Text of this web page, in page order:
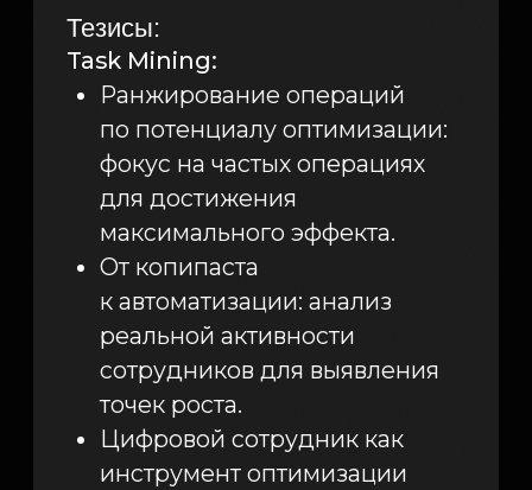
из карты процесса в BPMN
и обратно.
Настройка вспомогательных
аналитических пакетов.
Карина Советникова
Инфомаксимум
Павел Поляков
Инфомаксимум